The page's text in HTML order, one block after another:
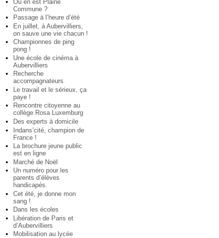
Où en est Plaine
Commune ?
Passage à l’heure d’été
En juillet, à Aubervilliers,
on sauve une vie chacun !
Championnes de ping
pong !
Une école de cinéma à
Aubervilliers
Recherche
accompagnateurs
Le travail et le sérieux, ça
paye !
Rencontre citoyenne au
collège Rosa Luxemburg
Des experts à domicile
Indans’cité, champion de
France !
La brochure jeune public
est en ligne
Marché de Noël
Un numéro pour les
parents d’élèves
handicapés.
Cet été, je donne mon
sang !
Dans les écoles
Libération de Paris et
d’Aubervilliers
Mobilisation au lycée